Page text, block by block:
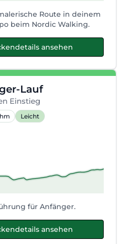
Route in deinem
beim Nordic Walking.
ansehen
Lauf
Einstieg
Leicht
für Anfänger.
ansehen